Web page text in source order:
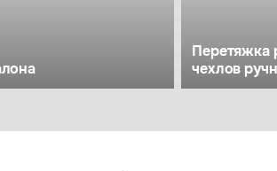
Перетяжка
чехлов